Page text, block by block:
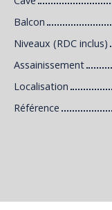
Balcon
Niveaux (RDC inclus)
Assainissement
Localisation
Référence